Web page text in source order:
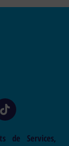
de Services,